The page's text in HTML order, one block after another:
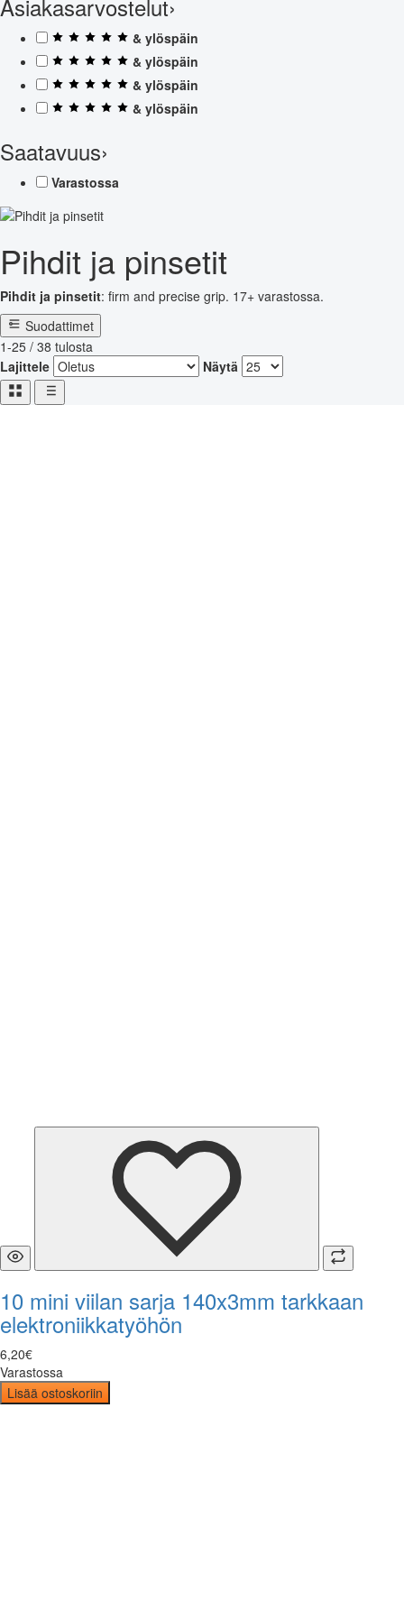
Asiakasarvostelut›
& ylöspäin
& ylöspäin
& ylöspäin
& ylöspäin
Saatavuus›
Varastossa
Pihdit ja pinsetit
Pihdit ja pinsetit: firm and precise grip. 17+ varastossa.
Suodattimet
1-25 / 38 tulosta
Lajittele
Näytä
10 mini viilan sarja 140x3mm tarkkaan
elektroniikkatyöhön
6,20€
Varastossa
Lisää ostoskoriin